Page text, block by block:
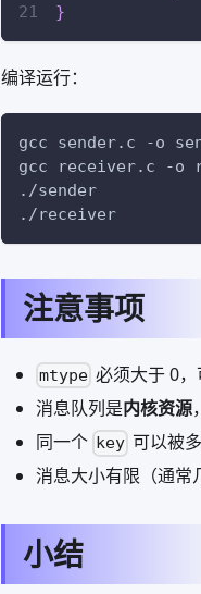
}
编译运行：
gcc sender.c -o
gcc receiver.c
-o
./sender
./receiver
注意事项
mtype 必须大于 0，
消息队列是内核资源
同一个 key 可以被
消息大小有限（通常
小结